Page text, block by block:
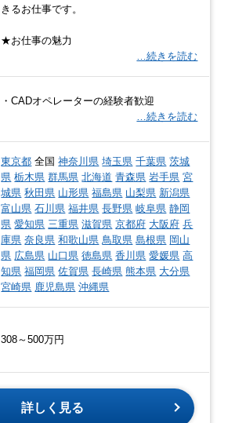
きるお仕事です。
★お仕事の魅力
…続きを読む
・CADオペレーターの経験者歓迎
…続きを読む
東京都 全国神奈川県 埼玉県 千葉県 茨城
県 栃木県 群馬県 北海道 青森県 岩手県 宮
城県 秋田県 山形県 福島県 山梨県 新潟県
富山県 石川県 福井県 長野県 岐阜県 静岡
県 愛知県 三重県 滋賀県 京都府 大阪府 兵
庫県 奈良県 和歌山県 鳥取県 島根県 岡山
県 広島県 山口県 徳島県 香川県 愛媛県 高
知県 福岡県 佐賀県 長崎県 熊本県 大分県
宮崎県 鹿児島県 沖縄県
308～500万円
詳しく見る